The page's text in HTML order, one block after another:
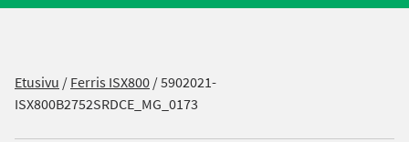
Etusivu /Ferris ISX800/5902021-
ISX800B2752SRDCE_MG_0173